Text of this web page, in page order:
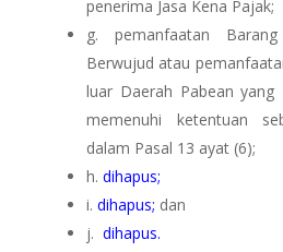
penerima Jasa Kena Pajak;
g. pemanfaatan
Berwujud atau
luar Daerah Pabean yang
memenuhi ketentuan
dalam Pasal 13 ayat (6);
h. dihapus;
i. dihapus; dan
j. dihapus.